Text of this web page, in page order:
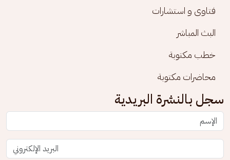
فتاوى و استشارات
البث المباشر
خطب مكتوبة
محاضرات مكتوبة
سجل بالنشرة البريدية